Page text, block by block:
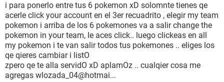
i para ponerlo entre tus 6 pokemon xD solomnte tienes qe
acerle click your account en el 3er recuadrito , elegir my team
pokemon i arriba de los 6 pokemones va a salir change the
pokemon in your team, le aces click.. luego clickeas en all
my pokemon i te van salir todos tus pokemones .. eliges los
qe qieres cambiar i listO
zpero qe te alla servidO xD aplamOz .. cualqier cosa me
agregas wlozada_04@hotmai...